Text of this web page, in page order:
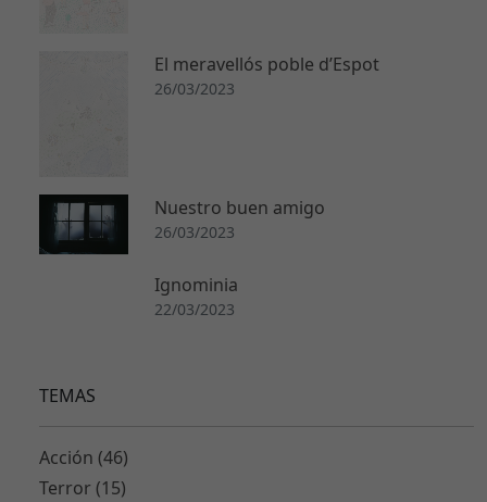
El meravellós poble d’Espot
26/03/2023
Nuestro buen amigo
26/03/2023
Ignominia
22/03/2023
TEMAS
Acción (46)
Terror (15)